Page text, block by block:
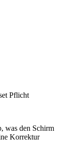
Pflicht
was den Schirm
Korrektur